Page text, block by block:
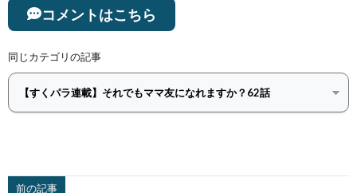
コメントはこちら
同じカテゴリの記事
前の記事